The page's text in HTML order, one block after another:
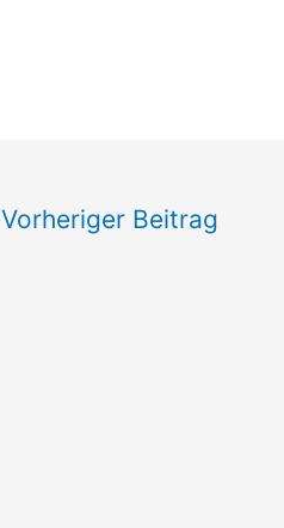
Vorheriger Beitrag